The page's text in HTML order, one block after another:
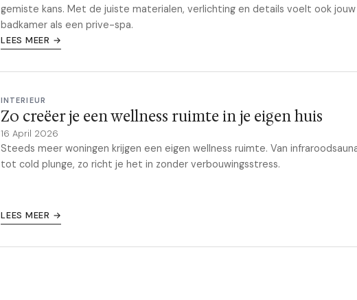
gemiste kans. Met de juiste materialen, verlichting en details voelt ook jouw
badkamer als een prive-spa.
LEES MEER →
INTERIEUR
Zo creëer je een wellness ruimte in je eigen huis
16 April 2026
Steeds meer woningen krijgen een eigen wellness ruimte. Van
tot cold plunge, zo richt je het in zonder verbouwingsstress.
LEES MEER →